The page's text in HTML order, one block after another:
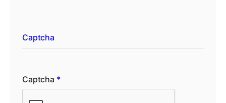
Captcha
Captcha *